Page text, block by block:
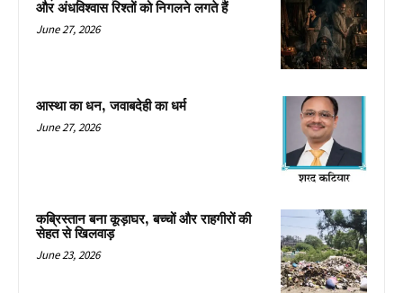
और अंधविश्वास रिश्तों को निगलने लगते हैं
June 27, 2026
आस्था का धन, जवाबदेही का धर्म
June 27, 2026
कब्रिस्तान बना कूड़ाघर, बच्चों और राहगीरों की
सेहत से खिलवाड़
June 23, 2026